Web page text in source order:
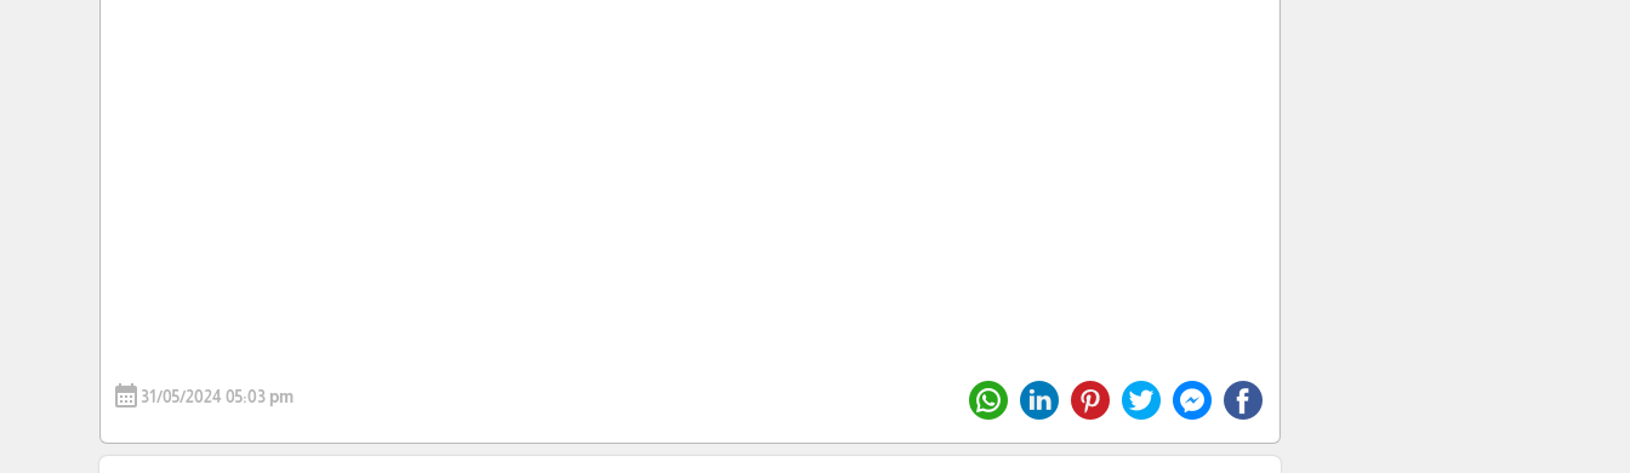
calendar_month 31/05/2024 05:03 pm